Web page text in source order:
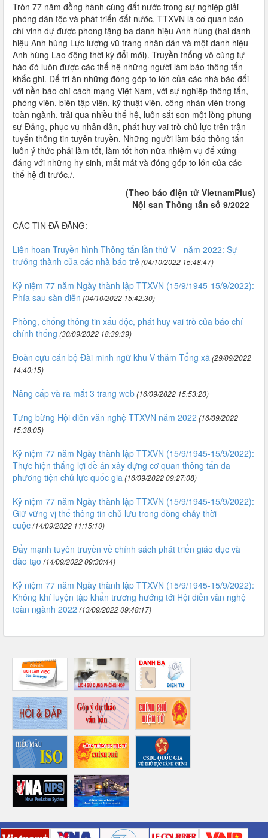
Tròn 77 năm đồng hành cùng đất nước trong sự nghiệp giải
phóng dân tộc và phát triển đất nước, TTXVN là cơ quan báo
chí vinh dự được phong tặng ba danh hiệu Anh hùng (hai danh
hiệu Anh hùng Lực lượng vũ trang nhân dân và một danh hiệu
Anh hùng Lao động thời kỳ đổi mới). Truyền thống vô cùng tự
hào đó luôn được các thế hệ những người làm báo thông tấn
khắc ghi. Để tri ân những đóng góp to lớn của các nhà báo đối
với nền báo chí cách mạng Việt Nam, với sự nghiệp thông tấn,
phóng viên, biên tập viên, kỹ thuật viên, công nhân viên trong
toàn ngành, trải qua nhiều thế hệ, luôn sắt son một lòng phụng
sự Đảng, phục vụ nhân dân, phát huy vai trò chủ lực trên trận
tuyến thông tin tuyên truyền. Những người làm báo thông tấn
luôn ý thức phải làm tốt, làm tốt hơn nữa nhiệm vụ để xứng
đáng với những hy sinh, mất mát và đóng góp to lớn của các
thế hệ đi trước./.
(Theo báo điện tử VietnamPlus)
Nội san Thông tấn số 9/2022
CÁC TIN ĐÃ ĐĂNG:
Liên hoan Truyền hình Thông tấn lần thứ V - năm 2022: Sự
trưởng thành của các nhà báo trẻ(04/10/2022 15:48:47)
Kỷ niệm 77 năm Ngày thành lập TTXVN (15/9/1945-15/9/2022):
Phía sau sàn diễn (04/10/2022 15:42:30)
Phòng, chống thông tin xấu độc, phát huy vai trò của báo chí
chính thống (30/09/2022 18:39:39)
Đoàn cựu cán bộ Đài minh ngữ khu V thăm Tổng xã(29/09/2022
14:40:15)
Nâng cấp và ra mắt 3 trang web(16/09/2022 15:53:20)
Tưng bừng Hội diễn văn nghệ TTXVN năm 2022 (16/09/2022
15:38:05)
Kỷ niệm 77 năm Ngày thành lập TTXVN (15/9/1945-15/9/2022):
Thực hiện thắng lợi đề án xây dựng cơ quan thông tấn đa
phương tiện chủ lực quốc gia(16/09/2022 09:27:08)
Kỷ niệm 77 năm Ngày thành lập TTXVN (15/9/1945-15/9/2022):
Giữ vững vị thế thông tin chủ lưu trong dòng chảy thời
cuộc(14/09/2022 11:15:10)
Đẩy mạnh tuyên truyền về chính sách phát triển giáo dục và
đào tạo (14/09/2022 09:30:44)
Kỷ niệm 77 năm Ngày thành lập TTXVN (15/9/1945-15/9/2022):
Không khí luyện tập khẩn trương hướng tới Hội diễn văn nghệ
toàn ngành 2022 (13/09/2022 09:48:17)